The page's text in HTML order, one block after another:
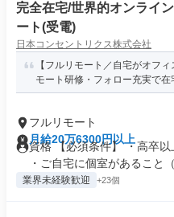
完全在宅/世界的オンライ
ート(受電)
日本コンセントリクス株式会社
【フルリモート／自宅がオフ
モート研修・フォロー充実で在
フルリモート
月給20万6300円以上
資格 【必須条件】 ・高卒
・ご自宅に個室があること（
業界未経験歓迎 +23個